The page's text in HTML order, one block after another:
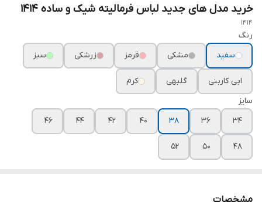
خرید مدل های جدید لباس فرمالیته شیک و ساده ۱۴۱۴
1414
رنگ
سفید
مشکی قرمز زرشکی سبز
ابی کاربنی گلبهی
کرم
سایز
۳۴
۳۶ ۳۸ ۴۰ ۴۲ ۴۴ ۴۶
۴۸ ۵۰ ۵۲
مشخصات